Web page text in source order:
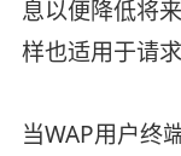
息以便降低将
样也适用于请
当WAP用户终